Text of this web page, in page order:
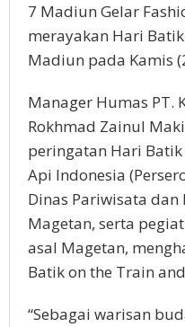
7 Madiun Gelar
merayakan Hari
Madiun pada Kamis
Manager Humas PT.
Rokhmad Zainul
peringatan Hari Batik
Api Indonesia
Dinas Pariwisata
Magetan, serta
asal Magetan,
Batik on the Train
“Sebagai warisan